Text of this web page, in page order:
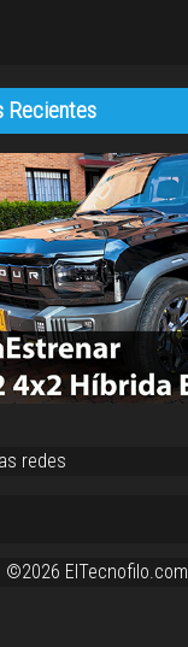
Recientes
redes
©2026 ElTecnofilo.com